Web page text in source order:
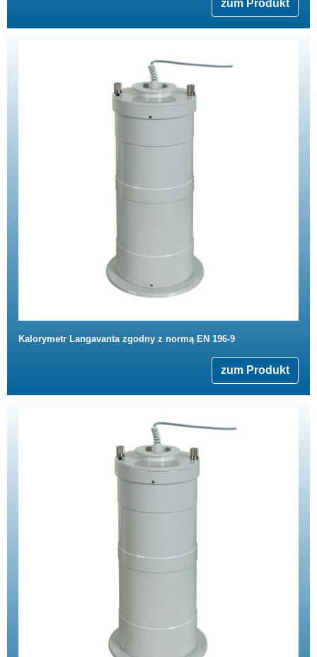
zum Produkt
Kalorymetr Langavanta zgodny z normą EN 196-9
zum Produkt